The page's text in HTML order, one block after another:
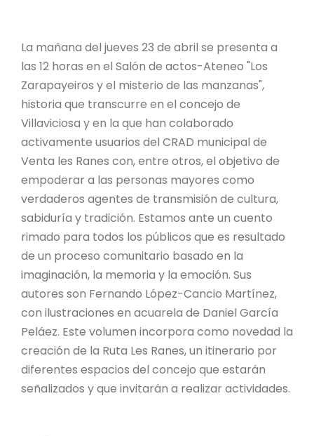
La mañana del jueves 23 de abril se presenta a
las 12 horas en el Salón de actos-Ateneo "Los
Zarapayeiros y el misterio de las manzanas",
historia que transcurre en el concejo de
Villaviciosa y en la que han colaborado
activamente usuarios del CRAD municipal de
Venta les Ranes con, entre otros, el objetivo de
empoderar a las personas mayores como
verdaderos agentes de transmisión de cultura,
sabiduría y tradición. Estamos ante un cuento
rimado para todos los públicos que es resultado
de un proceso comunitario basado en la
imaginación, la memoria y la emoción. Sus
autores son Fernando López-Cancio Martínez,
con ilustraciones en acuarela de Daniel García
Peláez. Este volumen incorpora como novedad la
creación de la Ruta Les Ranes, un itinerario por
diferentes espacios del concejo que estarán
señalizados y que invitarán a realizar actividades.